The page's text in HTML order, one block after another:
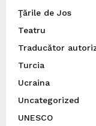
Ţările de Jos
Teatru
Traducător
Turcia
Ucraina
Uncategorized
UNESCO